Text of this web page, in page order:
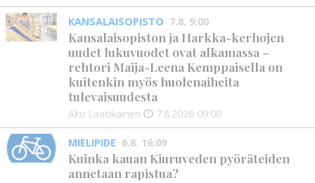
KANSALAISOPISTO 7.8. 9:00
Kansalaisopiston ja Harkka-kerhojen
uudet lukuvuodet ovat alkamassa –
rehtori Maija-Leena Kemppaisella on
kuitenkin myös huolenaiheita
tulevaisuudesta
Aku Laatikainen 7.8.2026 09:00
MIELIPIDE 6.8. 16:09
Kuinka kauan Kiuruveden pyöräteiden
annetaan rapistua?